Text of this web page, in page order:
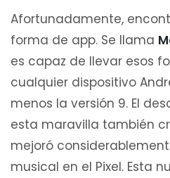
Afortunadamente,
forma de app. Se llama
es capaz de llevar esos
cualquier dispositivo
menos la versión 9. El
esta maravilla también
mejoró
musical en el Pixel. Esta